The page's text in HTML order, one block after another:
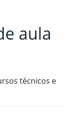
aula
técnicos e